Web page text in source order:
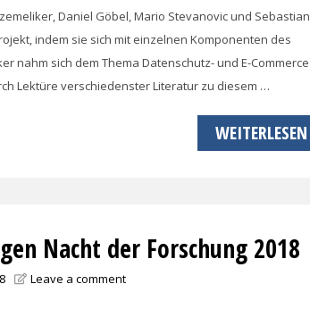
Daniel Göbel, Mario Stevanovic und Sebastian
indem sie sich mit einzelnen Komponenten des
nahm sich dem Thema Datenschutz- und E-Commerce
Lektüre verschiedenster Literatur zu diesem …
WEITERLESEN
Nacht der Forschung 2018
Leave a comment